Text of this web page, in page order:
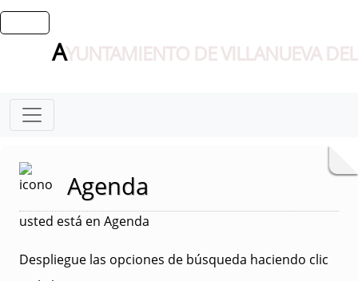
AYUNTAMIENTO DE VILLANUEVA
Agenda
usted está en Agenda
Despliegue las opciones de búsqueda haciendo clic